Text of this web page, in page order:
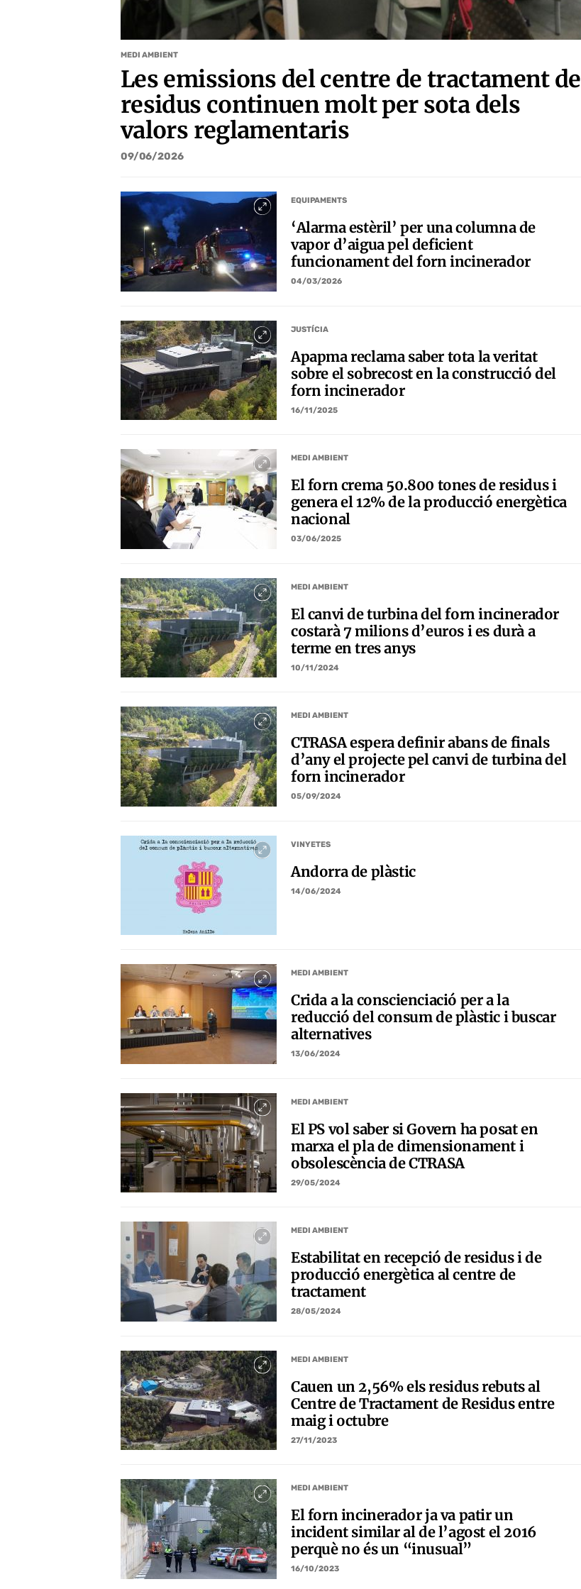
MEDI AMBIENT
Les emissions del centre de tractament de
residus continuen molt per sota dels
valors reglamentaris
09/06/2026
EQUIPAMENTS
‘Alarma estèril’ per una columna de
vapor d’aigua pel deficient
funcionament del forn incinerador
04/03/2026
JUSTÍCIA
Apapma reclama saber tota la veritat
sobre el sobrecost en la construcció del
forn incinerador
16/11/2025
MEDI AMBIENT
El forn crema 50.800 tones de residus i
genera el 12% de la producció energètica
nacional
03/06/2025
MEDI AMBIENT
El canvi de turbina del forn incinerador
costarà 7 milions d’euros i es durà a
terme en tres anys
10/11/2024
MEDI AMBIENT
CTRASA espera definir abans de finals
d’any el projecte pel canvi de turbina del
forn incinerador
05/09/2024
VINYETES
Andorra de plàstic
14/06/2024
MEDI AMBIENT
Crida a la conscienciació per a la
reducció del consum de plàstic i buscar
alternatives
13/06/2024
MEDI AMBIENT
El PS vol saber si Govern ha posat en
marxa el pla de dimensionament i
obsolescència de CTRASA
29/05/2024
MEDI AMBIENT
Estabilitat en recepció de residus i de
producció energètica al centre de
tractament
28/05/2024
MEDI AMBIENT
Cauen un 2,56% els residus rebuts al
Centre de Tractament de Residus entre
maig i octubre
27/11/2023
MEDI AMBIENT
El forn incinerador ja va patir un
incident similar al de l’agost el 2016
perquè no és un “inusual”
16/10/2023